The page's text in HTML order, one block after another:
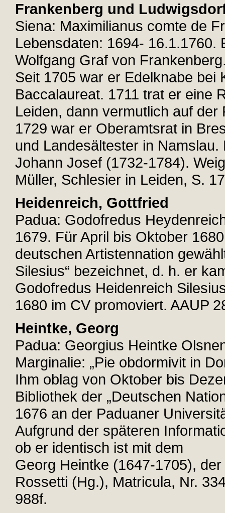
Frankenberg und
Siena: Maximilianus comte de
Lebensdaten: 1694-
Wolfgang Graf von
Seit 1705 war er Edelknabe bei
Baccalaureat. 1711 trat er eine
Leiden, dann vermutlich auf
1729 war er Oberamtsrat in
und Landesältester in
Johann Josef (1732-1784).
Müller, Schlesier in Leiden, S.
Heidenreich, Gottfried
Padua: Godofredus
1679. Für April bis Oktober
deutschen Artistennation
Silesius“ bezeichnet, d. h. er
Godofredus Heidenreich
1680 im CV promoviert. AAUP
Heintke, Georg
Padua: Georgius Heintke
Marginalie: „Pie obdormivit in
Ihm oblag von Oktober bis
Bibliothek der „Deutschen
1676 an der Paduaner
Aufgrund der späteren
ob er identisch ist mit dem
Georg Heintke (1647-1705),
Rossetti (Hg.), Matricula, Nr.
988f.